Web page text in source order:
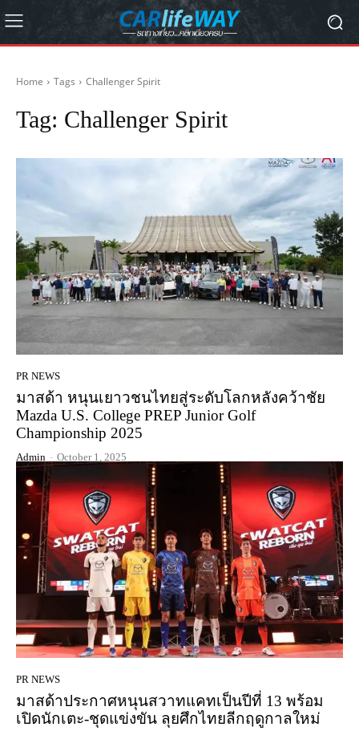
Home Tags Challenger Spirit
Tag: Challenger Spirit
PR NEWS
มาสด้า หนุนเยาวชนไทยสู่ระดับโลกหลังคว้าชัย
Mazda U.S. College PREP Junior Golf
Championship 2025
Admin - October 1, 2025
PR NEWS
มาสด้าประกาศหนุนสวาทแคทเป็นปีที่ 13 พร้อม
เปิดนักเตะ-ชุดแข่งขัน ลุยศึกไทยลีกฤดูกาลใหม่